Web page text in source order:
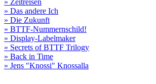
» Zeitreisen
» Das andere Ich
» Die Zukunft
» BTTF-Nummernschild!
» Display-Labelmaker
» Secrets of BTTF Trilogy
» Back in Time
» Jens "Knossi" Knossalla